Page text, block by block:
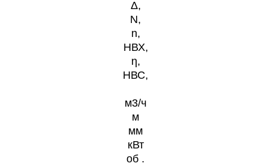
Δ,
N,
n,
HВХ,
η,
HВС,
м3/ч
м
мм
кВт
об .